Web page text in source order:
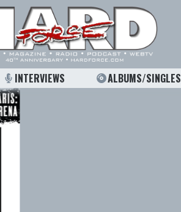
INTERVIEWS ALBUMS/SINGLES